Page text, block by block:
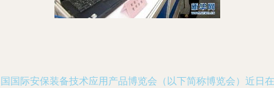
国际安保装备技术应用产品博览会（以下简称博览会）近日在